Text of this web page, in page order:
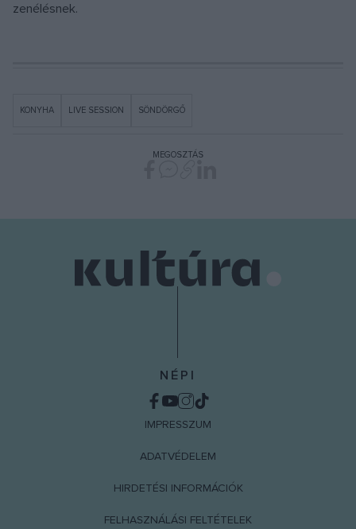
zenélésnek.
KONYHA LIVE SESSION SÖNDÖRGŐ
MEGOSZTÁS
NÉPI
IMPRESSZUM
ADATVÉDELEM
HIRDETÉSI INFORMÁCIÓK
FELHASZNÁLÁSI FELTÉTELEK